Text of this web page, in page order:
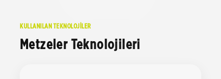
KULLANILAN TEKNOLOJİLER
Metzeler Teknolojileri